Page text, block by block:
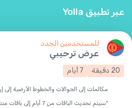
عبر تطبيق Yolla
للمستخدمين الجدد
عرض ترحيبي
20 دقيقة 7 أيام
مكالمات إلى الجوالات والخطوط الأرضية إلى
"سيتم تحديث الباقات من 7 أيام إلى باقات منتظمة مدتها 30 يومًا "